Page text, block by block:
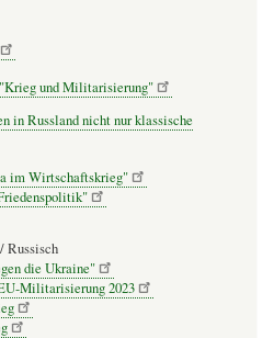
und Militarisierung"
in Russland nicht nur klassische
im Wirtschaftskrieg"
Russisch
die Ukraine"
Militarisierung 2023